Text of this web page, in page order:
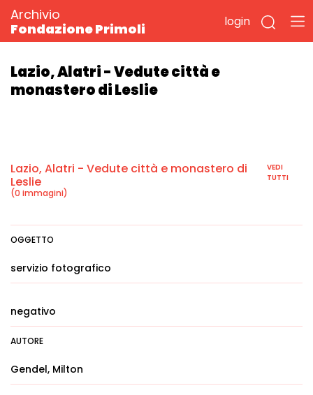
Archivio
Fondazione Primoli
login
Lazio, Alatri - Vedute città e
monastero di Leslie
Lazio, Alatri - Vedute città e monastero di
Leslie
(0 immagini)
VEDI
TUTTI
OGGETTO
servizio fotografico
negativo
AUTORE
Gendel, Milton